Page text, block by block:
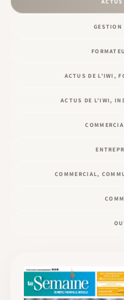
GESTION
ACTUS DE L'IWI,
ACTUS DE L'IWI,
COMMERCIAL,